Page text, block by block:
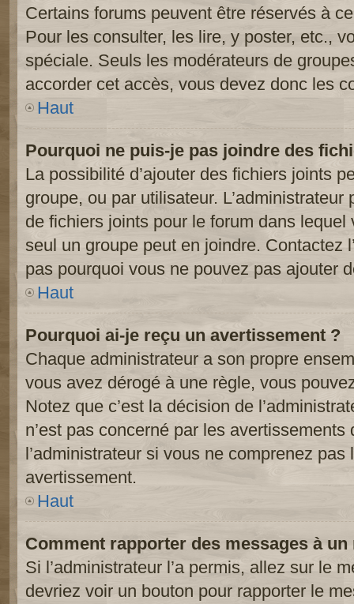
Certains forums peuvent être réservés à
Pour les consulter, les lire, y poster, etc.,
spéciale. Seuls les modérateurs de
accorder cet accès, vous devez donc les
Haut
Pourquoi ne puis-je pas joindre des
La possibilité d’ajouter des fichiers joints
groupe, ou par utilisateur. L’administrateur
de fichiers joints pour le forum dans
seul un groupe peut en joindre. Contactez
pas pourquoi vous ne pouvez pas ajouter
Haut
Pourquoi ai-je reçu un avertissement ?
Chaque administrateur a son propre
vous avez dérogé à une règle, vous
Notez que c’est la décision de
n’est pas concerné par les avertissements
l’administrateur si vous ne comprenez
avertissement.
Haut
Comment rapporter des messages à
Si l’administrateur l’a permis, allez sur le
devriez voir un bouton pour rapporter le